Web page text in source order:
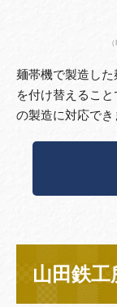
麺帯機で製造し
を付け替えるこ
の製造に対応でき
山田鉄